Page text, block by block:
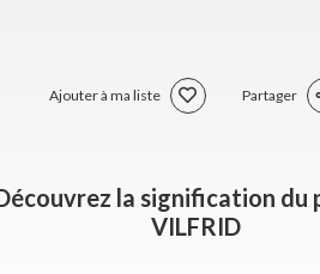
Ajouter à ma liste Partager
la signification du
VILFRID